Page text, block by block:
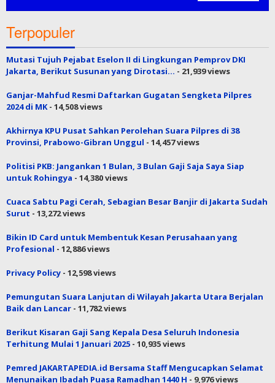
Terpopuler
Mutasi Tujuh Pejabat Eselon II di Lingkungan Pemprov DKI
Jakarta, Berikut Susunan yang Dirotasi… - 21,939 views
Ganjar-Mahfud Resmi Daftarkan Gugatan Sengketa Pilpres
2024 di MK- 14,508 views
Akhirnya KPU Pusat Sahkan Perolehan Suara Pilpres di 38
Provinsi, Prabowo-Gibran Unggul - 14,457 views
Politisi PKB: Jangankan 1 Bulan, 3 Bulan Gaji Saja Saya Siap
untuk Rohingya - 14,380 views
Cuaca Sabtu Pagi Cerah, Sebagian Besar Banjir di Jakarta Sudah
Surut - 13,272 views
Bikin ID Card untuk Membentuk Kesan Perusahaan yang
Profesional - 12,886 views
Privacy Policy - 12,598 views
Pemungutan Suara Lanjutan di Wilayah Jakarta Utara Berjalan
Baik dan Lancar - 11,782 views
Berikut Kisaran Gaji Sang Kepala Desa Seluruh Indonesia
Terhitung Mulai 1 Januari 2025 - 10,935 views
Pemred JAKARTAPEDIA.id Bersama Staff Mengucapkan Selamat
Menunaikan Ibadah Puasa Ramadhan 1440 H - 9,976 views